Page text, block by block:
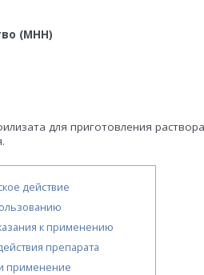
(МНН)
для приготовления
действие
к применению
препарата
применение